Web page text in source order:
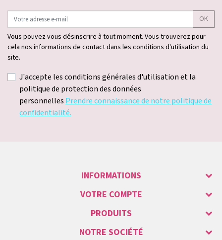
OK
Vous pouvez vous désinscrire à tout moment. Vous trouverez pour
cela nos informations de contact dans les conditions d'utilisation du
site.
J'accepte les conditions générales d'utilisation et la
politique de protection des données
personnelles Prendre connaissance de notre politique de
confidentialité.
INFORMATIONS
VOTRE COMPTE
PRODUITS
NOTRE SOCIÉTÉ